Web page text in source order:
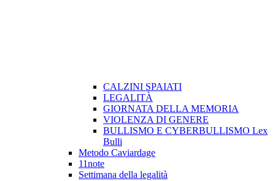
CALZINI SPAIATI
LEGALITÀ
GIORNATA DELLA MEMORIA
VIOLENZA DI GENERE
BULLISMO E CYBERBULLISMO Lex
Bulli
Metodo Caviardage
11note
Settimana della legalità